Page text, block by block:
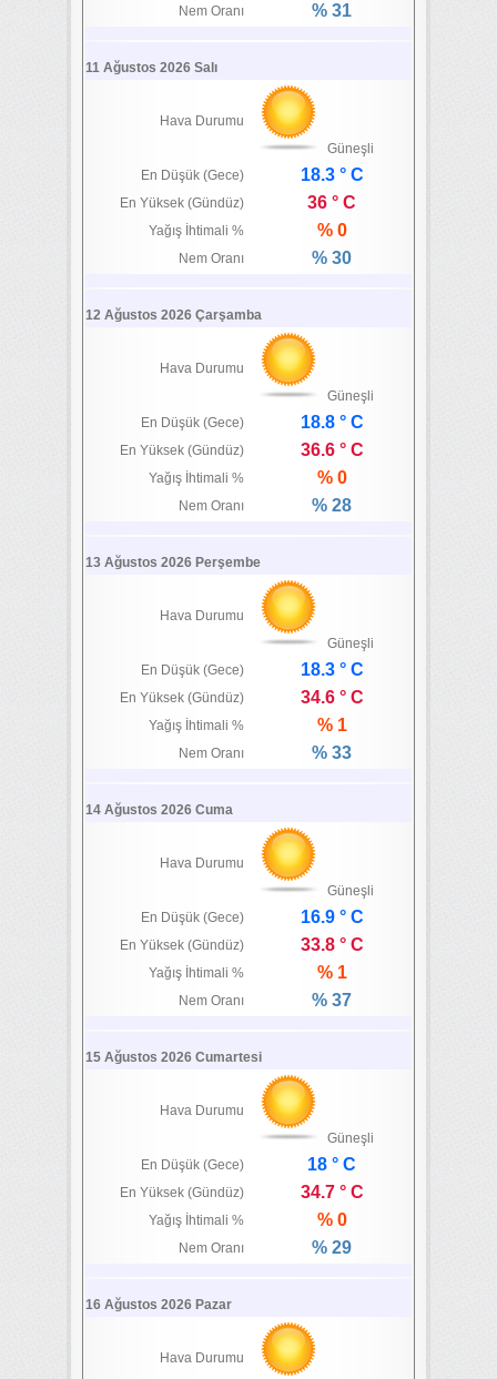
Nem Oranı % 31
11 Ağustos 2026 Salı
Hava Durumu
Güneşli
En Düşük (Gece)
18.3 ° C
En Yüksek (Gündüz) 36 ° C
Yağış İhtimali % % 0
Nem Oranı % 30
12 Ağustos 2026 Çarşamba
Hava Durumu
Güneşli
En Düşük (Gece)
18.8 ° C
En Yüksek (Gündüz) 36.6 ° C
Yağış İhtimali % % 0
Nem Oranı % 28
13 Ağustos 2026 Perşembe
Hava Durumu
Güneşli
En Düşük (Gece)
18.3 ° C
En Yüksek (Gündüz) 34.6 ° C
Yağış İhtimali % % 1
Nem Oranı % 33
14 Ağustos 2026 Cuma
Hava Durumu
Güneşli
En Düşük (Gece)
16.9 ° C
En Yüksek (Gündüz) 33.8 ° C
Yağış İhtimali % % 1
Nem Oranı % 37
15 Ağustos 2026 Cumartesi
Hava Durumu
Güneşli
En Düşük (Gece)
18 ° C
En Yüksek (Gündüz) 34.7 ° C
Yağış İhtimali % % 0
Nem Oranı % 29
16 Ağustos 2026 Pazar
Hava Durumu